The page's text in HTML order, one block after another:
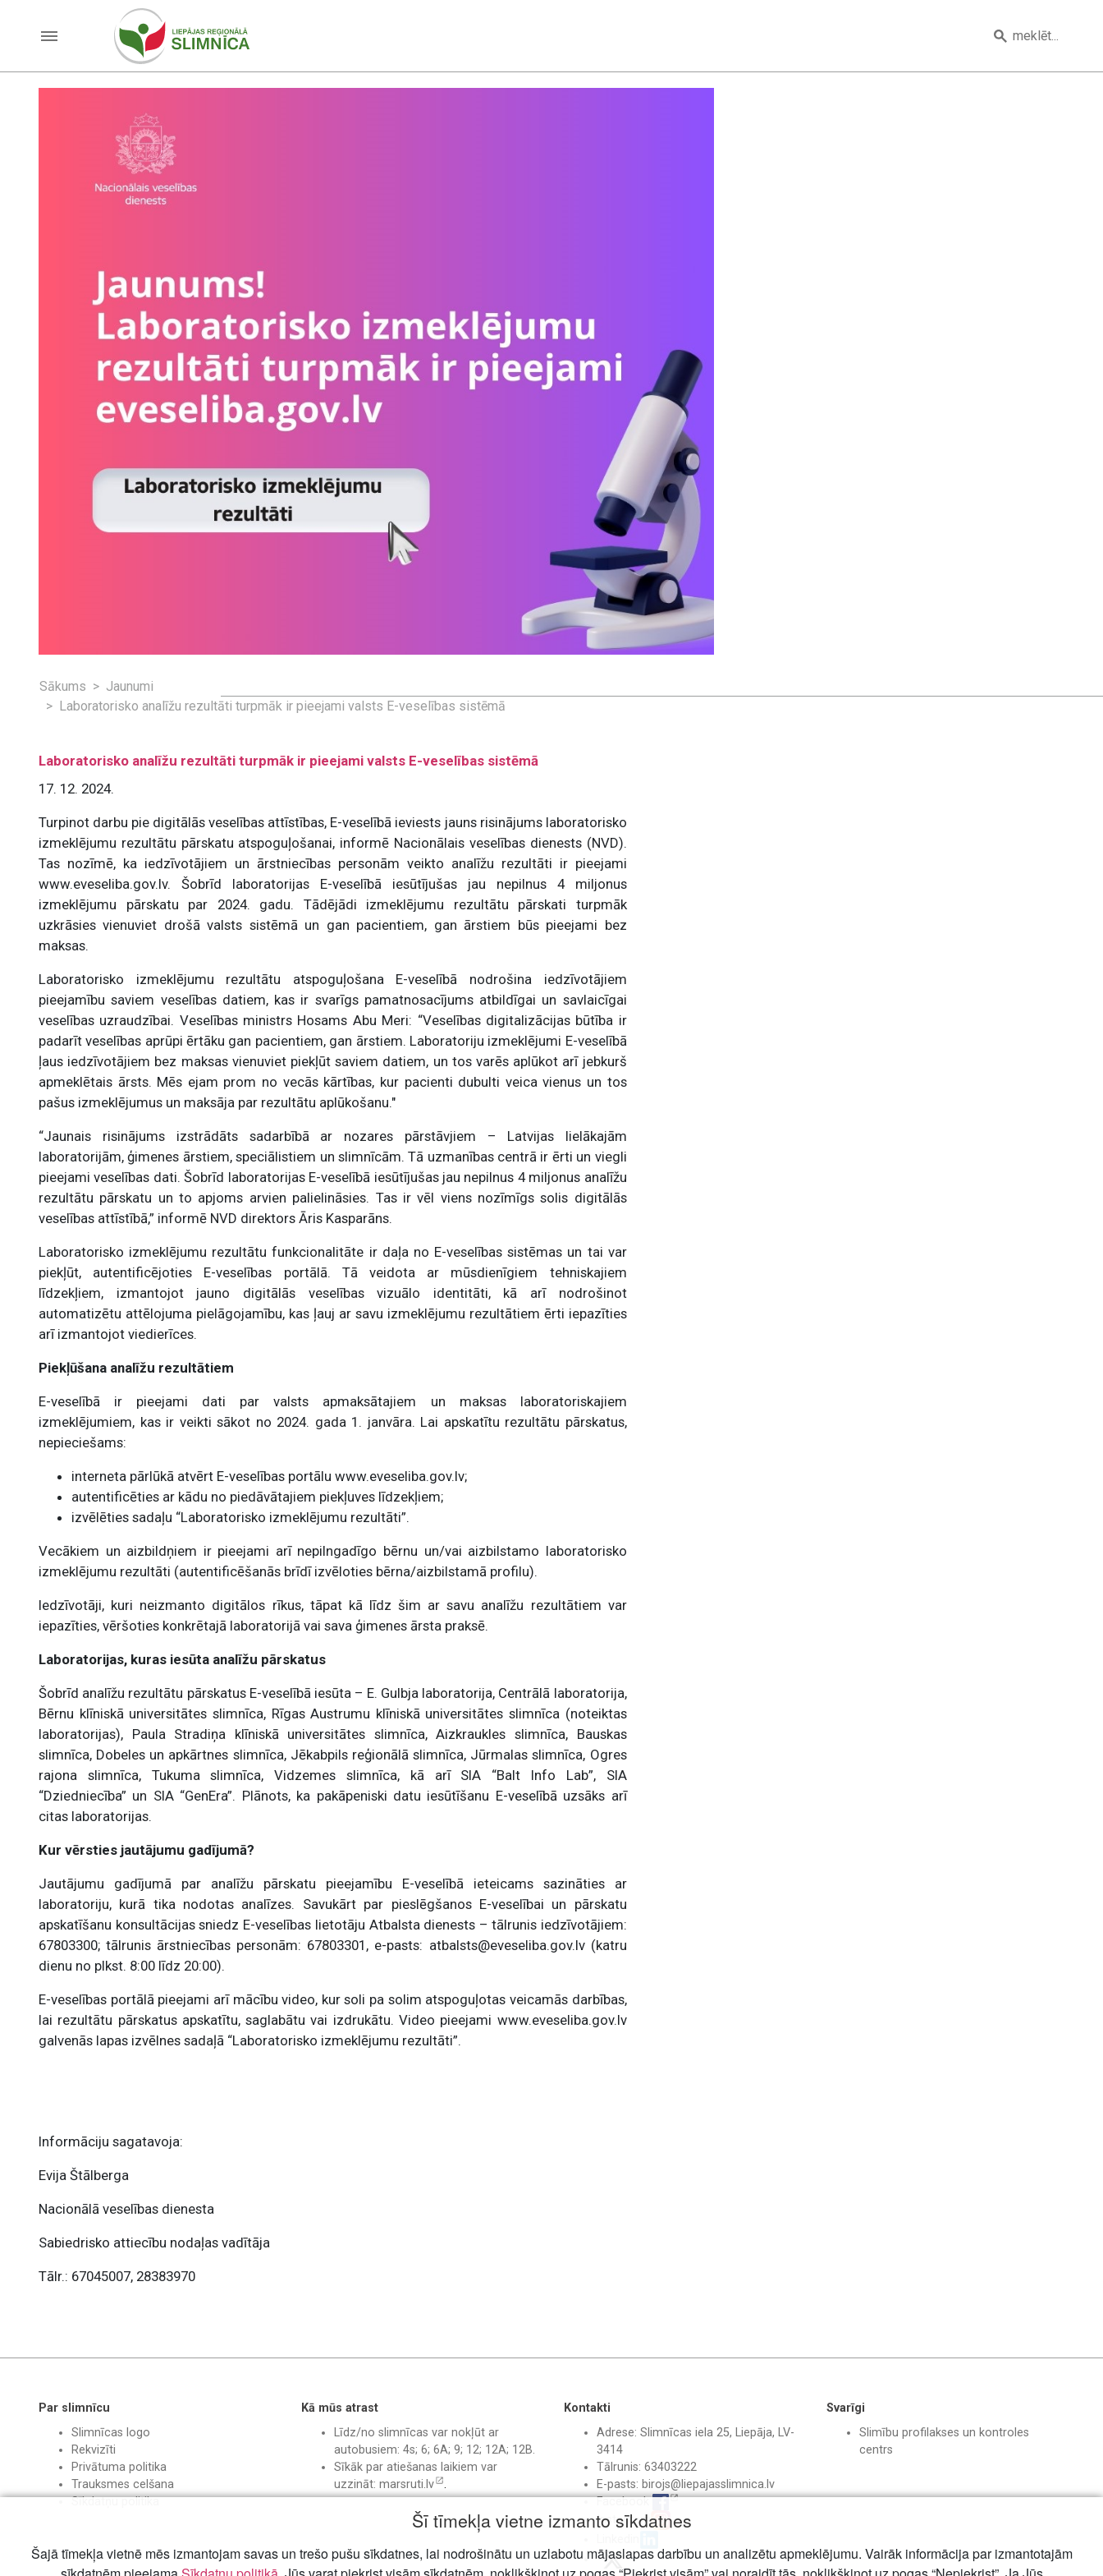
Sākums
Jaunumi
Laboratorisko analīžu rezultāti turpmāk ir pieejami valsts E-veselības sistēmā
Laboratorisko analīžu rezultāti turpmāk ir pieejami valsts E-veselības sistēmā
17. 12. 2024.
Turpinot darbu pie digitālās veselības attīstības, E-veselībā ieviests jauns risinājums laboratorisko
izmeklējumu rezultātu pārskatu atspoguļošanai, informē Nacionālais veselības dienests (NVD).
Tas nozīmē, ka iedzīvotājiem un ārstniecības personām veikto analīžu rezultāti ir pieejami
www.eveseliba.gov.lv. Šobrīd laboratorijas E-veselībā iesūtījušas jau nepilnus 4 miljonus
izmeklējumu pārskatu par 2024. gadu. Tādējādi izmeklējumu rezultātu pārskati turpmāk
uzkrāsies vienuviet drošā valsts sistēmā un gan pacientiem, gan ārstiem būs pieejami bez
maksas.
Laboratorisko izmeklējumu rezultātu atspoguļošana E-veselībā nodrošina iedzīvotājiem
pieejamību saviem veselības datiem, kas ir svarīgs pamatnosacījums atbildīgai un savlaicīgai
veselības uzraudzībai. Veselības ministrs Hosams Abu Meri: “Veselības digitalizācijas būtība ir
padarīt veselības aprūpi ērtāku gan pacientiem, gan ārstiem. Laboratoriju izmeklējumi E-veselībā
ļaus iedzīvotājiem bez maksas vienuviet piekļūt saviem datiem, un tos varēs aplūkot arī jebkurš
apmeklētais ārsts. Mēs ejam prom no vecās kārtības, kur pacienti dubulti veica vienus un tos
pašus izmeklējumus un maksāja par rezultātu aplūkošanu."
“Jaunais risinājums izstrādāts sadarbībā ar nozares pārstāvjiem – Latvijas lielākajām
laboratorijām, ģimenes ārstiem, speciālistiem un slimnīcām. Tā uzmanības centrā ir ērti un viegli
pieejami veselības dati. Šobrīd laboratorijas E-veselībā iesūtījušas jau nepilnus 4 miljonus analīžu
rezultātu pārskatu un to apjoms arvien palielināsies. Tas ir vēl viens nozīmīgs solis digitālās
veselības attīstībā,” informē NVD direktors Āris Kasparāns.
Laboratorisko izmeklējumu rezultātu funkcionalitāte ir daļa no E-veselības sistēmas un tai var
piekļūt, autentificējoties E-veselības portālā. Tā veidota ar mūsdienīgiem tehniskajiem
līdzekļiem, izmantojot jauno digitālās veselības vizuālo identitāti, kā arī nodrošinot
automatizētu attēlojuma pielāgojamību, kas ļauj ar savu izmeklējumu rezultātiem ērti iepazīties
arī izmantojot viedierīces.
Piekļūšana analīžu rezultātiem
E-veselībā ir pieejami dati par valsts apmaksātajiem un maksas laboratoriskajiem
izmeklējumiem, kas ir veikti sākot no 2024. gada 1. janvāra. Lai apskatītu rezultātu pārskatus,
nepieciešams:
interneta pārlūkā atvērt E-veselības portālu www.eveseliba.gov.lv;
autentificēties ar kādu no piedāvātajiem piekļuves līdzekļiem;
izvēlēties sadaļu “Laboratorisko izmeklējumu rezultāti”.
Vecākiem un aizbildņiem ir pieejami arī nepilngadīgo bērnu un/vai aizbilstamo laboratorisko
izmeklējumu rezultāti (autentificēšanās brīdī izvēloties bērna/aizbilstamā profilu).
Iedzīvotāji, kuri neizmanto digitālos rīkus, tāpat kā līdz šim ar savu analīžu rezultātiem var
iepazīties, vēršoties konkrētajā laboratorijā vai sava ģimenes ārsta praksē.
Laboratorijas, kuras iesūta analīžu pārskatus
Šobrīd analīžu rezultātu pārskatus E-veselībā iesūta – E. Gulbja laboratorija, Centrālā laboratorija,
Bērnu klīniskā universitātes slimnīca, Rīgas Austrumu klīniskā universitātes slimnīca (noteiktas
laboratorijas), Paula Stradiņa klīniskā universitātes slimnīca, Aizkraukles slimnīca, Bauskas
slimnīca, Dobeles un apkārtnes slimnīca, Jēkabpils reģionālā slimnīca, Jūrmalas slimnīca, Ogres
rajona slimnīca, Tukuma slimnīca, Vidzemes slimnīca, kā arī SIA “Balt Info Lab”, SIA
“Dziedniecība” un SIA “GenEra”. Plānots, ka pakāpeniski datu iesūtīšanu E-veselībā uzsāks arī
citas laboratorijas.
Kur vērsties jautājumu gadījumā?
Jautājumu gadījumā par analīžu pārskatu pieejamību E-veselībā ieteicams sazināties ar
laboratoriju, kurā tika nodotas analīzes. Savukārt par pieslēgšanos E-veselībai un pārskatu
apskatīšanu konsultācijas sniedz E-veselības lietotāju Atbalsta dienests – tālrunis iedzīvotājiem:
67803300; tālrunis ārstniecības personām: 67803301, e-pasts: atbalsts@eveseliba.gov.lv (katru
dienu no plkst. 8:00 līdz 20:00).
E-veselības portālā pieejami arī mācību video, kur soli pa solim atspoguļotas veicamās darbības,
lai rezultātu pārskatus apskatītu, saglabātu vai izdrukātu. Video pieejami www.eveseliba.gov.lv
galvenās lapas izvēlnes sadaļā “Laboratorisko izmeklējumu rezultāti”.
Informāciju sagatavoja:
Evija Štālberga
Nacionālā veselības dienesta
Sabiedrisko attiecību nodaļas vadītāja
Tālr.: 67045007, 28383970
Par slimnīcu
Slimnīcas logo
Rekvizīti
Privātuma politika
Trauksmes celšana
Sīkdatņu politika
Kā mūs atrast
Līdz/no slimnīcas var nokļūt ar
autobusiem: 4s; 6; 6A; 9; 12; 12A; 12B.
Sīkāk par atiešanas laikiem var
uzzināt: marsruti.lv .
Kontakti
Adrese: Slimnīcas iela 25, Liepāja, LV-
3414
Tālrunis: 63403222
E-pasts: birojs@liepajasslimnica.lv
Facebook
Instagram
Svarīgi
Slimību profilakses un kontroles
centrs
Šī tīmekļa vietne izmanto sīkdatnes
Šajā tīmekļa vietnē mēs izmantojam savas un trešo pušu sīkdatnes, lai nodrošinātu un uzlabotu mājaslapas darbību un analizētu apmeklējumu. Vairāk informācija par izmantotajām